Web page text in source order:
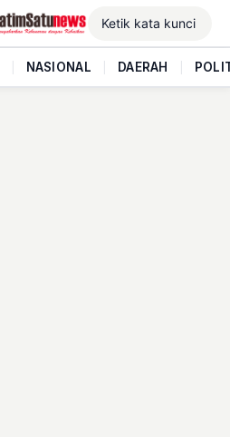
NASIONAL DAERAH